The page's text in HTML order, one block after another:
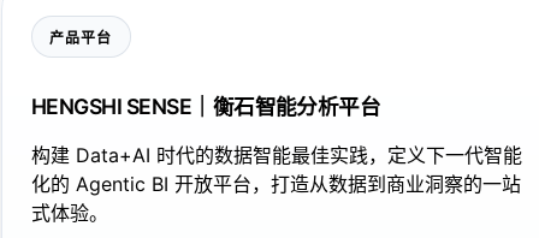
产品平台
HENGSHI SENSE｜衡石智能分析平台
构建 Data+AI 时代的数据智能最佳实践，定义下一代智能
化的 Agentic BI 开放平台，打造从数据到商业洞察的一站
式体验。